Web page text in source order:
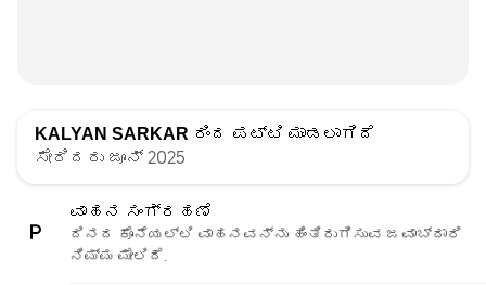
KALYAN SARKAR ರಿಂದ ಪಟ್ಟಿ ಮಾಡಲಾಗಿದೆ
ಸೇರಿದರು ಜೂನ್ 2025
ವಾಹನ ಸಂಗ್ರಹಣೆ
ದಿನದ ಕೊನೆಯಲ್ಲಿ ವಾಹನವನ್ನು ಹಿಂತಿರುಗಿಸುವ ಜವಾಬ್ದಾರಿ
ನಿಮ್ಮ ಮೇಲಿದೆ.